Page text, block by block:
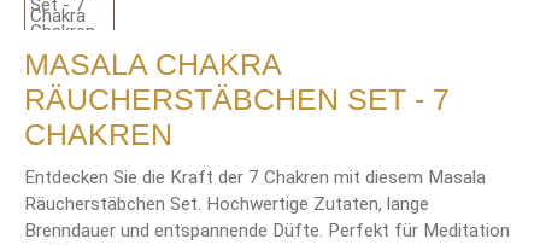
MASALA CHAKRA
RÄUCHERSTÄBCHEN SET - 7
CHAKREN
Entdecken Sie die Kraft der 7 Chakren mit diesem Masala
Räucherstäbchen Set. Hochwertige Zutaten, lange
Brenndauer und entspannende Düfte. Perfekt für Meditation